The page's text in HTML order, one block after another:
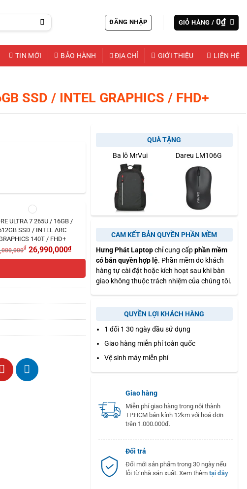
ĐĂNG NHẬP GIỎ HÀNG / 0₫
TIN MỚI BẢO HÀNH ĐỊA CHỈ GIỚI THIỆU LIÊN HỆ
SSD / INTEL GRAPHICS / FHD+
ULTRA 7 265U / 16GB /
SSD / INTEL ARC
140T / FHD+
₫ 26,990,000₫
QUÀ TẶNG
Ba lô MrVui
Dareu LM106G
CAM KẾT BẢN QUYỀN PHẦN MỀM
Hưng Phát Laptopchỉ cung cấpphần mềm
có bản quyền hợp lệ. Phần mềm do khách
hàng tự cài đặt hoặc kích hoạt sau khi bàn
giao không thuộc trách nhiệm của chúng tôi.
QUYỀN LỢI KHÁCH HÀNG
1 đổi 1 30 ngày đầu sử dụng
Giao hàng miễn phí toàn quốc
Vệ sinh máy miễn phí
Giao hàng
Miễn phí giao hàng trong nội thành
TP.HCM bán kính 12km với hoá đơn
trên 1.000.000đ.
Đổi trả
Đổi mới sản phẩm trong 30 ngày nếu
lỗi từ nhà sản xuất. Xem thêm tại đây